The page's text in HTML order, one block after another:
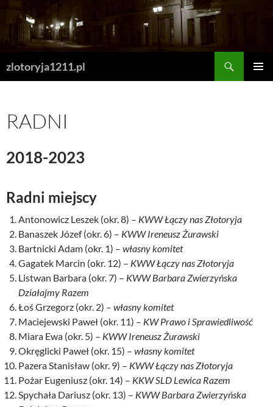
Skip
content
zlotoryja1211.pl
RADNI
2018-2023
Radni miejscy
Antonowicz Leszek (okr. 8) – KWW Łączy nas Złotoryja
Banaszek Józef (okr. 6) – KWW Ireneusz Żurawski
Bartnicki Adam (okr. 1) – własny komitet
Gagatek Marcin (okr. 12) – KWW Łączy nas Złotoryja
Listwan Barbara (okr. 7) – KWW Barbara Zwierzyńska
Działajmy Razem
Łoś Grzegorz (okr. 2) – własny komitet
Maciejewski Paweł (okr. 11) – KW Prawo i Sprawiedliwość
Miara Ewa (okr. 5) – KWW Ireneusz Żurawski
Okręglicki Paweł (okr. 15) – własny komitet
Pazera Stanisław (okr. 9) – KWW Łączy nas Złotoryja
Pożar Eugeniusz (okr. 14) – KKW SLD Lewica Razem
Spychała Dariusz (okr. 13) – KWW Barbara Zwierzyńska